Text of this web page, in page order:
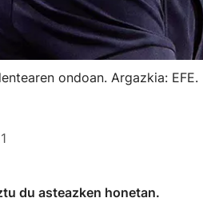
ondoan. Argazkia: EFE.
du asteazken honetan.